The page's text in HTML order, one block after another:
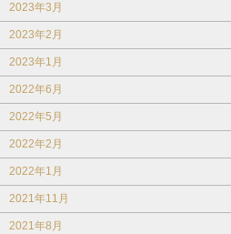
2023年3月
2023年2月
2023年1月
2022年6月
2022年5月
2022年2月
2022年1月
2021年11月
2021年8月